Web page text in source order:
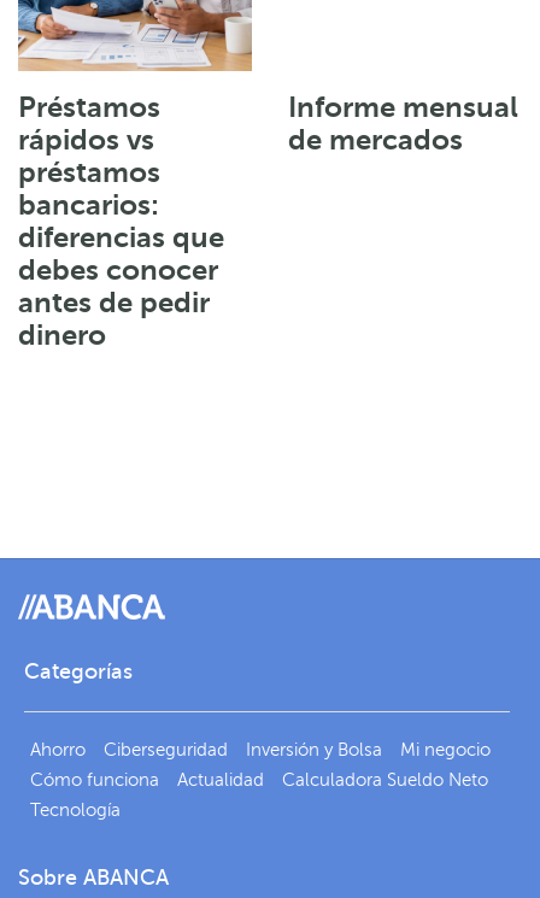
Préstamos
rápidos vs
préstamos
bancarios:
diferencias que
debes conocer
antes de pedir
dinero
Informe mensual
de mercados
Categorías
Ahorro Ciberseguridad Inversión y Bolsa
Mi negocio
Cómo funciona
Actualidad
Calculadora Sueldo Neto
Tecnología
Sobre ABANCA